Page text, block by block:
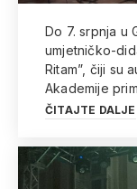
Do 7. srpnja u
umjetničko-
Ritam”, čiji su
Akademije
ČITAJTE DALJE